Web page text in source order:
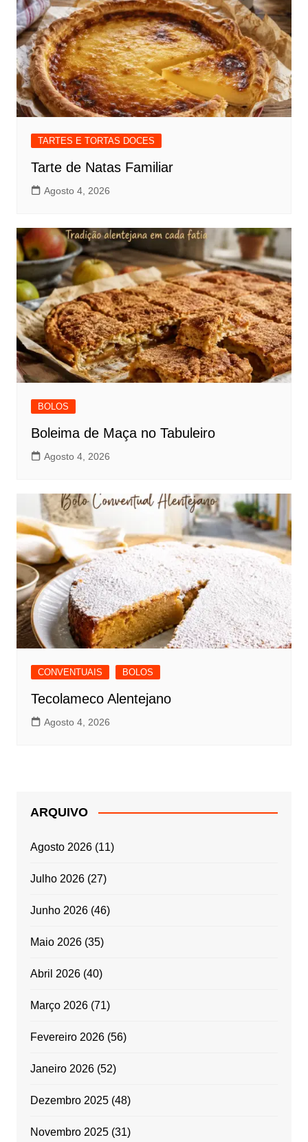
TARTES E TORTAS DOCES
Tarte de Natas Familiar
Agosto 4, 2026
BOLOS
Boleima de Maça no Tabuleiro
Agosto 4, 2026
CONVENTUAIS BOLOS
Tecolameco Alentejano
Agosto 4, 2026
ARQUIVO
Agosto 2026(11)
Julho 2026(27)
Junho 2026(46)
Maio 2026(35)
Abril 2026(40)
Março 2026(71)
Fevereiro 2026(56)
Janeiro 2026(52)
Dezembro 2025(48)
Novembro 2025(31)